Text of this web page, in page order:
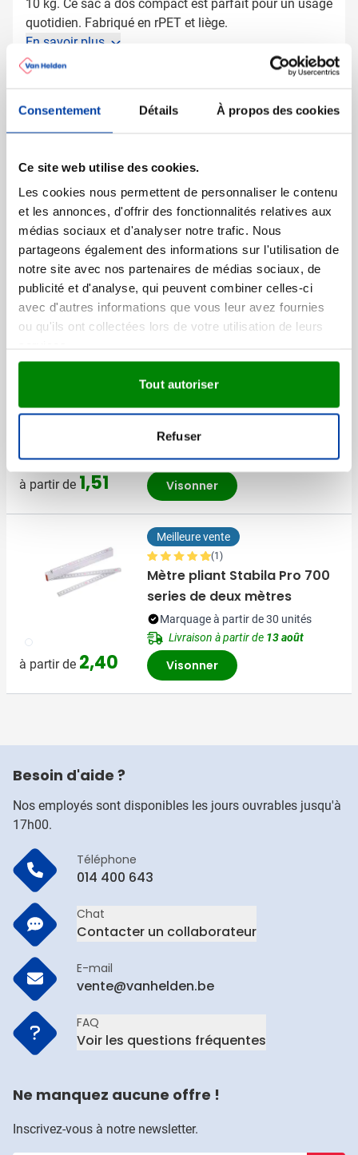
Consentement Détails À propos des cookies
Ce site web utilise des cookies.
Les cookies nous permettent de personnaliser le contenu
et les annonces, d'offrir des fonctionnalités relatives aux
médias sociaux et d'analyser notre trafic. Nous
partageons également des informations sur l'utilisation de
notre site avec nos partenaires de médias sociaux, de
publicité et d'analyse, qui peuvent combiner celles-ci
avec d'autres informations que vous leur avez fournies
ou qu'ils ont collectées lors de votre utilisation de leurs
Tout autoriser
Refuser
10 kg. Ce sac à dos compact est parfait pour un usage
quotidien. Fabriqué en rPET et liège.
En savoir plus
Numéro d'article
1262150
Poids
Dimensions
35 cm x 40 cm x 0 cm (l x
l x h)
Diamètre
40 cm
D'autres ont aussi regardé
001002005006017 +3
à partir de 1,51
Bouteille à eau recyclé
Marquage à partir de 15 unités
Livraison à partir de17 août
Visonner
002
à partir de 2,40
Meilleure vente
(1)
Mètre pliant Stabila Pro 700
series de deux mètres
Marquage à partir de 30 unités
Livraison à partir de 13 août
Visonner
Besoin d'aide ?
Nos employés sont disponibles les jours ouvrables jusqu'à
17h00.
Téléphone
014 400 643
Chat
Contacter un collaborateur
E-mail
vente@vanhelden.be
FAQ
Voir les questions fréquentes
Ne manquez aucune offre !
Inscrivez-vous à notre newsletter.